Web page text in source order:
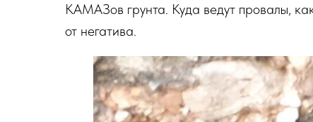
КАМАЗов грунта. Куда ведут провалы,
от негатива.